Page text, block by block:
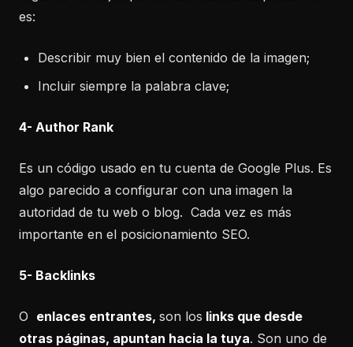
es:
Describir muy bien el contenido de la imagen;
Incluir siempre la palabra clave;
4- Author Rank
Es un código usado en tu cuenta de Google Plus. Es
algo parecido a configurar con una imagen la
autoridad de tu web o blog. Cada vez es más
importante en el posicionamiento SEO.
5- Backlinks
O enlaces entrantes, son los links que desde
otras páginas, apuntan hacia la tuya. Son uno de